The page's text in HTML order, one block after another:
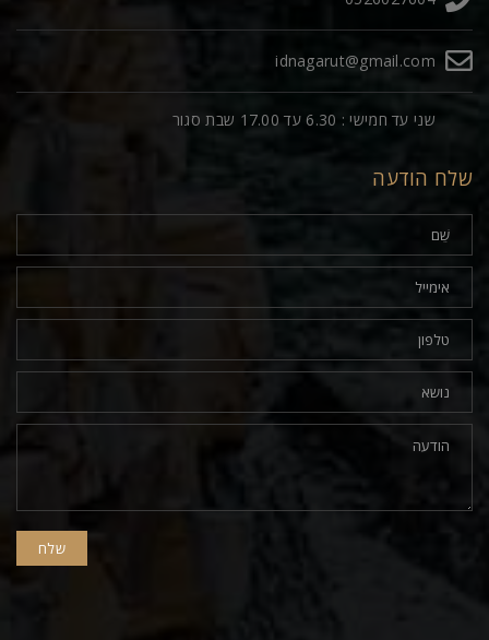
idnagarut@gmail.com
שני עד חמישי : 6.30 עד 17.00 שבת סגור
שלח הודעה